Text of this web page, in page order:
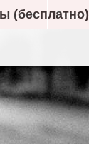
(бесплатно)
о сайте Форум